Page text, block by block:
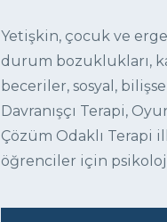
Yetişkin, çocuk ve
durum bozuklukları,
beceriler, sosyal,
Davranışçı Terapi,
Çözüm Odaklı Terapi
öğrenciler için